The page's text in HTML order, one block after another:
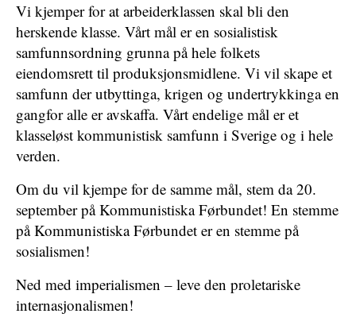
Vi kjemper for at arbeiderklassen skal bli den
herskende klasse. Vårt mål er en sosialistisk
samfunnsordning grunna på hele folkets
eiendomsrett til produksjonsmidlene. Vi vil skape et
samfunn der utbyttinga, krigen og undertrykkinga en
gangfor alle er avskaffa. Vårt endelige mål er et
klasseløst kommunistisk samfunn i Sverige og i hele
verden.
Om du vil kjempe for de samme mål, stem da 20.
september på Kommunistiska Førbundet! En stemme
på Kommunistiska Førbundet er en stemme på
sosialismen!
Ned med imperialismen – leve den proletariske
internasjonalismen!